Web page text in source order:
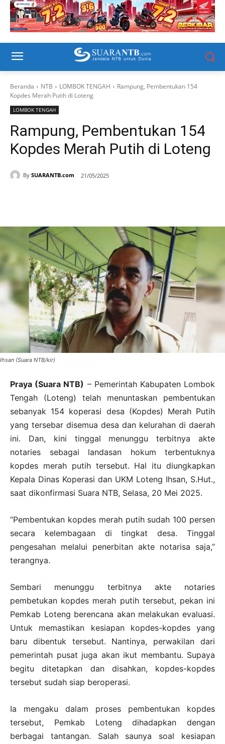
Beranda NTB LOMBOK TENGAH
Rampung, Pembentukan 154
Kopdes Merah Putih di Loteng
LOMBOK TENGAH
Rampung, Pembentukan 154
Kopdes Merah Putih di Loteng
By SUARANTB.com 21/05/2025
Ihsan (Suara NTB/kir)
Praya (Suara NTB) – Pemerintah Kabupaten Lombok
Tengah (Loteng) telah menuntaskan pembentukan
sebanyak 154 koperasi desa (Kopdes) Merah Putih
yang tersebar disemua desa dan kelurahan di daerah
ini. Dan, kini tinggal menunggu terbitnya akte
notaries sebagai landasan hokum terbentuknya
kopdes merah putih tersebut. Hal itu diungkapkan
Kepala Dinas Koperasi dan UKM Loteng Ihsan, S.Hut.,
saat dikonfirmasi Suara NTB, Selasa, 20 Mei 2025.
“Pembentukan kopdes merah putih sudah 100 persen
secara kelembagaan di tingkat desa. Tinggal
pengesahan melalui penerbitan akte notarisa saja,”
terangnya.
Sembari menunggu terbitnya akte notaries
pembetukan kopdes merah putih tersebut, pekan ini
Pemkab Loteng berencana akan melakukan evaluasi.
Untuk memastikan kesiapan kopdes-kopdes yang
baru dibentuk tersebut. Nantinya, perwakilan dari
pemerintah pusat juga akan ikut membantu. Supaya
begitu ditetapkan dan disahkan, kopdes-kopdes
tersebut sudah siap beroperasi.
Ia mengaku dalam proses pembentukan kopdes
tersebut, Pemkab Loteng dihadapkan dengan
berbagai tantangan. Salah saunya soal kesiapan